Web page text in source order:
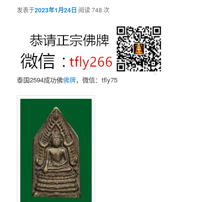
发表于2023年1月24日 阅读 748 次
泰国2594成功佛佛牌，微信：tfly75